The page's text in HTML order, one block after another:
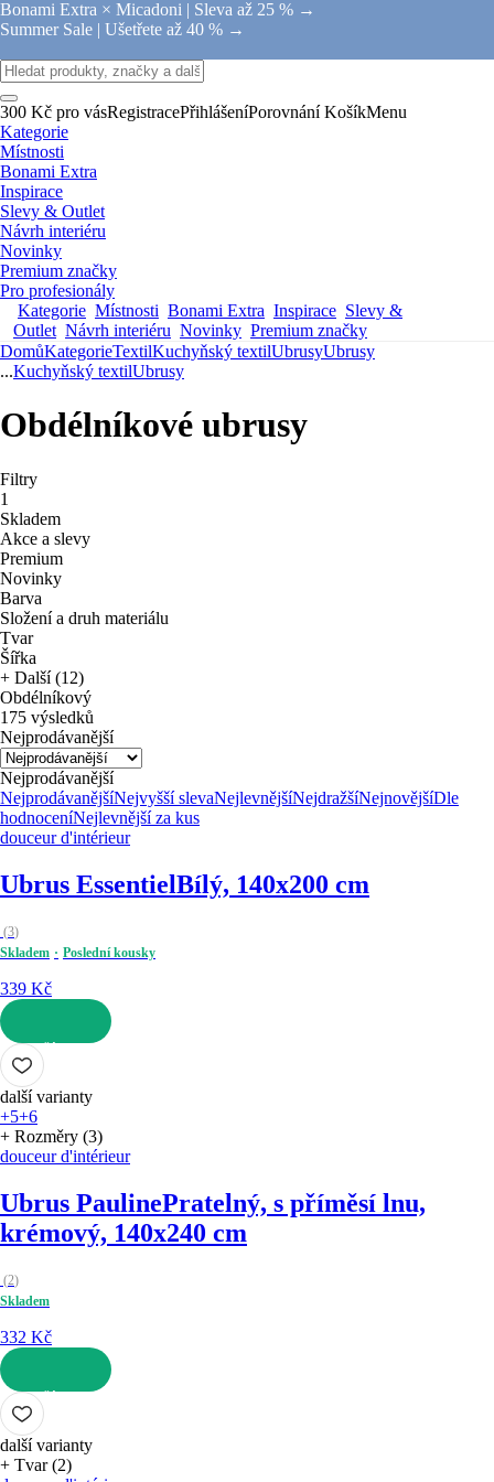
Bonami Extra × Micadoni | Sleva až 25 % →
Summer Sale | Ušetřete až 40 % →
300 Kč pro vásRegistracePřihlášeníPorovnání KošíkMenu
Kategorie
Místnosti
Bonami Extra
Inspirace
Slevy & Outlet
Návrh interiéru
Novinky
Premium značky
Pro profesionály
Kategorie Místnosti Bonami Extra Inspirace Slevy &
Outlet Návrh interiéru Novinky Premium značky
DomůKategorieTextilKuchyňský textilUbrusyUbrusy
...Kuchyňský textilUbrusy
Obdélníkové ubrusy
Filtry
1
Skladem
Akce a slevy
Premium
Novinky
Barva
Složení a druh materiálu
Tvar
Šířka
+ Další (12)
Obdélníkový
175 výsledků
Nejprodávanější
Nejprodávanější
NejprodávanějšíNejvyšší slevaNejlevnějšíNejdražšíNejnovějšíDle
hodnoceníNejlevnější za kus
douceur d'intérieur
Ubrus EssentielBílý, 140x200 cm
(3)
Skladem
Poslední kousky
339 Kč
DO KOŠÍKU
další varianty
+5+6
+ Rozměry (3)
douceur d'intérieur
Ubrus PaulinePratelný, s příměsí lnu,
krémový, 140x240 cm
(2)
Skladem
332 Kč
DO KOŠÍKU
další varianty
+ Tvar (2)